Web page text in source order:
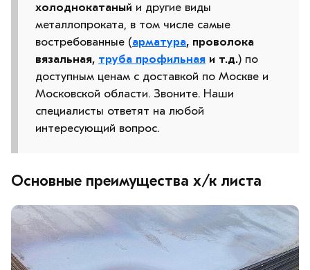
холоднокатаный и другие виды
металлопроката, в том числе самые
востребованные (арматура, проволока
вязальная, труба профильная и т.д.) по
доступным ценам с доставкой по Москве и
Московской области. Звоните. Наши
специалисты ответят на любой
интересующий вопрос.
Основные преимущества х/к листа